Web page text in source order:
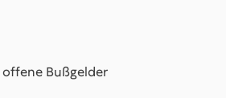
Bußgelder